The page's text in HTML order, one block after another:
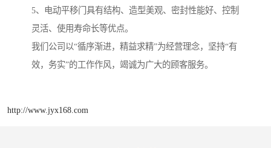
5、电动平移门具有结构、造型美观、密封性能好、控制
灵活、使用寿命长等优点。
我们公司以“循序渐进，精益求精”为经营理念，坚持“有
效，务实”的工作作风，竭诚为广大的顾客服务。
http://www.jyx168.com